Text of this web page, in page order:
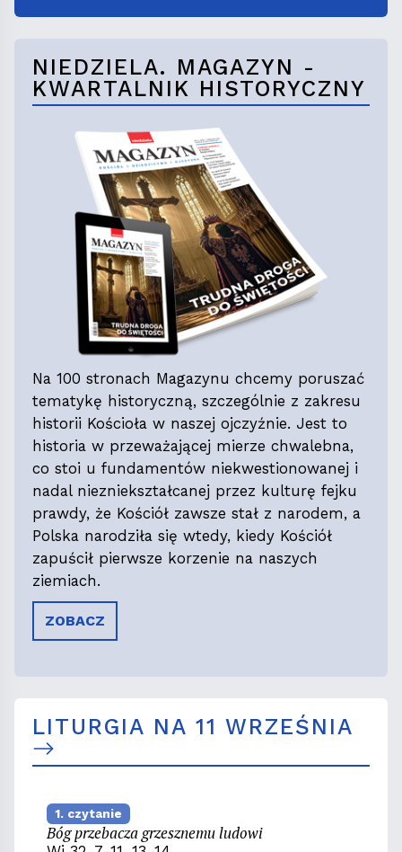
NIEDZIELA. MAGAZYN -
KWARTALNIK HISTORYCZNY
Na 100 stronach Magazynu chcemy poruszać
tematykę historyczną, szczególnie z zakresu
historii Kościoła w naszej ojczyźnie. Jest to
historia w przeważającej mierze chwalebna,
co stoi u fundamentów niekwestionowanej i
nadal niezniekształcanej przez kulturę fejku
prawdy, że Kościół zawsze stał z narodem, a
Polska narodziła się wtedy, kiedy Kościół
zapuścił pierwsze korzenie na naszych
ziemiach.
ZOBACZ
LITURGIA NA 11 WRZEŚNIA
1. czytanie
Bóg przebacza grzesznemu ludowi